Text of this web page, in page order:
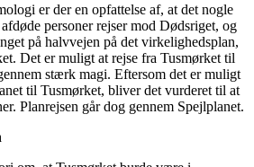
er der en opfattelse af, at det nogle
personer rejser mod Dødsriget, og
på halvvejen på det virkelighedsplan,
Det er muligt at rejse fra Tusmørket til
stærk magi. Eftersom det er muligt
til Tusmørket, bliver det vurderet til at
Planrejsen går dog gennem Spejlplanet.